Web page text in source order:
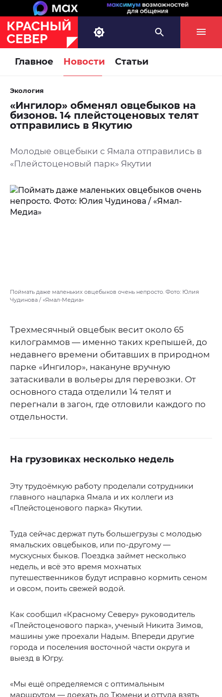
Главное Новости Статьи
Экология
«Ингилор» обменял овцебыков на
бизонов. 14 плейстоценовых телят
отправились в Якутию
Молодые овцебыки с Ямала отправились в
«Плейстоценовый парк» Якутии
Поймать даже маленьких овцебыков очень непросто. Фото: Юлия
Чудинова / «Ямал-Медиа»
Трехмесячный овцебык весит около 65
килограммов — именно таких крепышей, до
недавнего времени обитавших в природном
парке «Ингилор», накануне вручную
затаскивали в вольеры для перевозки. От
основного стада отделили 14 телят и
перегнали в загон, где отловили каждого по
отдельности.
На грузовиках несколько недель
Эту трудоёмкую работу проделали сотрудники
главного нацпарка Ямала и их коллеги из
«Плейстоценового парка» Якутии.
Туда сейчас держат путь большегрузы с молодью
ямальских овцебыков, или по-другому —
мускусных быков. Поездка займет несколько
недель, и всё это время мохнатых
путешественников будут исправно кормить сеном
и овсом, поить свежей водой.
Как сообщил «Красному Северу» руководитель
«Плейстоценового парка», ученый Никита Зимов,
машины уже проехали Надым. Впереди другие
города и поселения восточной части округа и
выезд в Югру.
«Мы ещё определяемся с оптимальным
маршрутом — доехать до Тюмени и оттуда взять